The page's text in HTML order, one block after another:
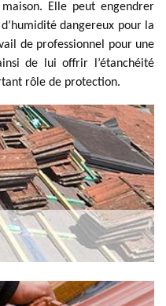
Elle peut engendrer
dangereux pour la
de professionnel pour une
de lui offrir l’étanchéité
rôle de protection.